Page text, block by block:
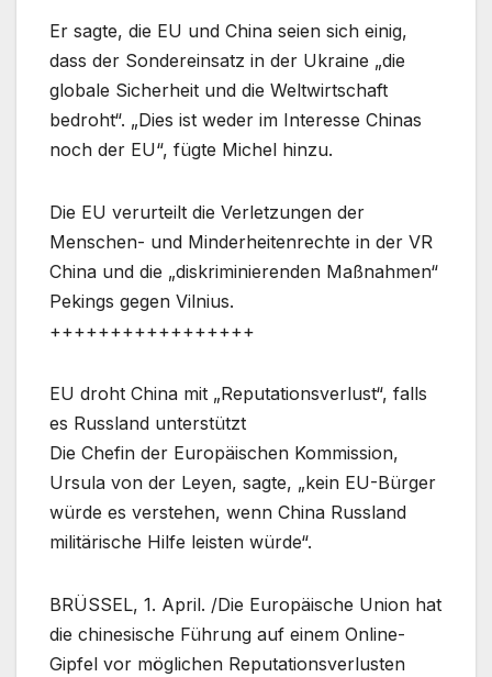
Er sagte, die EU und China seien sich einig,
dass der Sondereinsatz in der Ukraine „die
globale Sicherheit und die Weltwirtschaft
bedroht“. „Dies ist weder im Interesse Chinas
noch der EU“, fügte Michel hinzu.
Die EU verurteilt die Verletzungen der
Menschen- und Minderheitenrechte in der VR
China und die „diskriminierenden Maßnahmen“
Pekings gegen Vilnius.
+++++++++++++++++
EU droht China mit „Reputationsverlust“, falls
es Russland unterstützt
Die Chefin der Europäischen Kommission,
Ursula von der Leyen, sagte, „kein EU-Bürger
würde es verstehen, wenn China Russland
militärische Hilfe leisten würde“.
BRÜSSEL, 1. April. /Die Europäische Union hat
die chinesische Führung auf einem Online-
Gipfel vor möglichen Reputationsverlusten